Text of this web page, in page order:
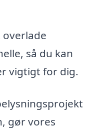
overlade
så du kan
vigtigt for dig.
gør vores